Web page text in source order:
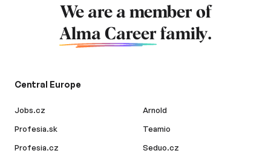
We are a member of
Alma Career family.
Central Europe
Jobs.cz
Profesia.sk
Profesia.cz
Arnold
Teamio
Seduo.cz